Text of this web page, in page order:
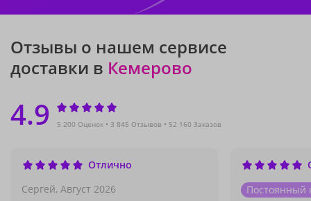
Отзывы о нашем сервисе
доставки в Кемерово
4.9 5 200 Оценок 3 845 Отзывов 52 160 Заказов
Отлично
Сергей, Август 2026
Постоянный